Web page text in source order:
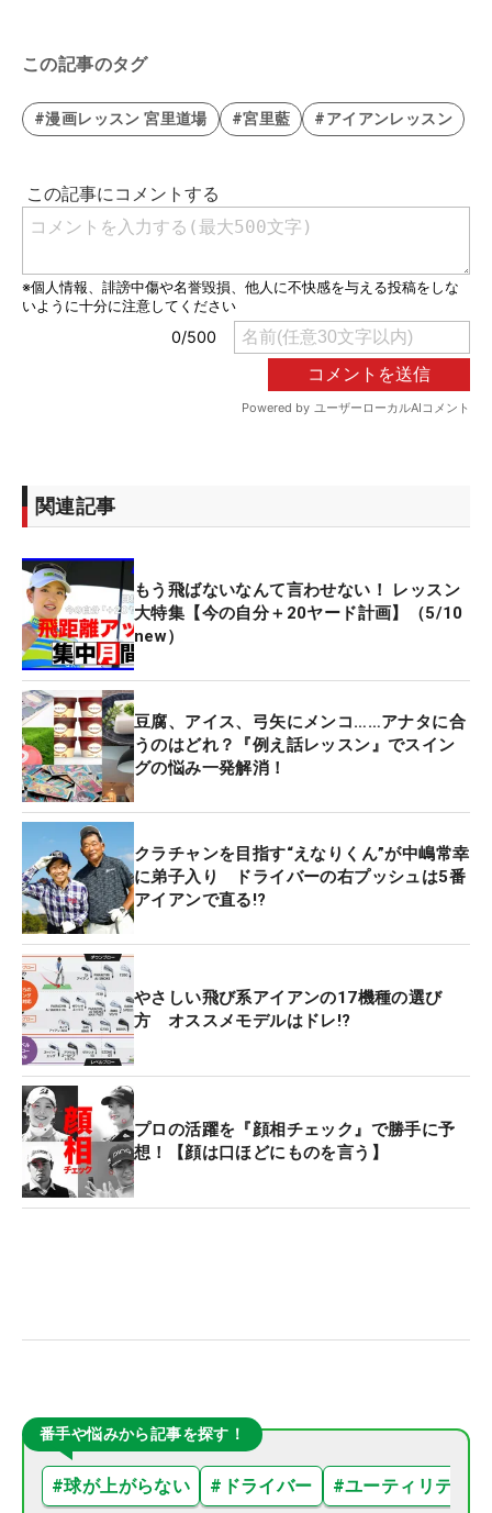
この記事のタグ
#漫画レッスン 宮里道場 #宮里藍 #アイアンレッスン
関連記事
もう飛ばないなんて言わせない！ レッスン
大特集【今の自分＋20ヤード計画】（5/10
new）
豆腐、アイス、弓矢にメンコ……アナタに合
うのはどれ？『例え話レッスン』でスイン
グの悩み一発解消！
クラチャンを目指す“えなりくん”が中嶋常幸
に弟子入り ドライバーの右プッシュは5番
アイアンで直る!?
やさしい飛び系アイアンの17機種の選び
方 オススメモデルはドレ!?
プロの活躍を『顔相チェック』で勝手に予
想！【顔は口ほどにものを言う】
番手や悩みから記事を探す！
#球が上がらない # ドライバー #ユーティリティ